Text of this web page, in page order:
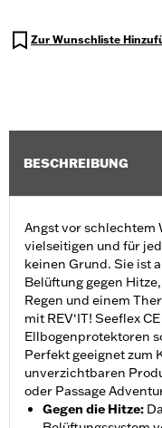
Zur Wunschliste
BESCHREIBUNG
Angst vor schlechtem
vielseitigen und für
keinen Grund. Sie ist
Belüftung gegen
Regen und einem
mit REV‘IT! Seeflex
Ellbogenprotektoren
Perfekt geeignet zum
unverzichtbaren
oder Passage
Gegen die Hitze: